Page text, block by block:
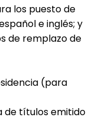
los puesto de
e inglés; y
de remplazo de
(para
de títulos emitido